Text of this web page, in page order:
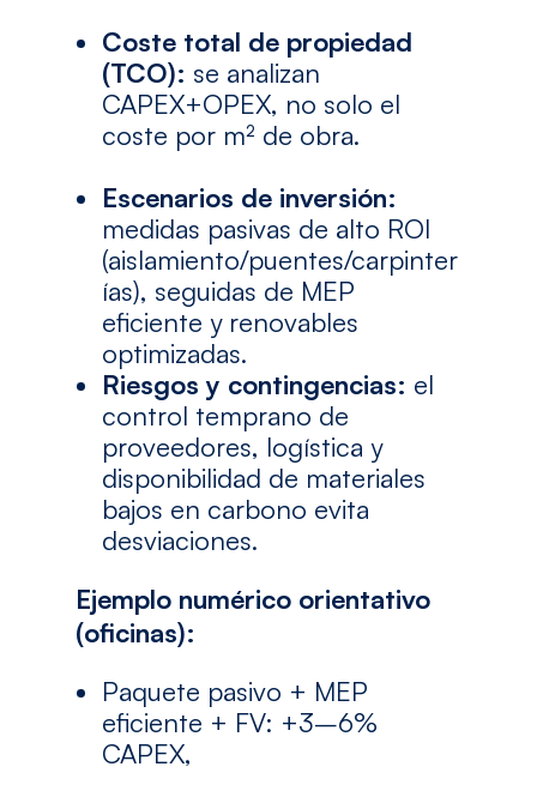
Coste total de propiedad
(TCO): se analizan
CAPEX+OPEX, no solo el
coste por m² de obra.
Escenarios de inversión:
medidas pasivas de alto ROI
(aislamiento/puentes/carpinter
ías), seguidas de MEP
eficiente y renovables
optimizadas.
Riesgos y contingencias: el
control temprano de
proveedores, logística y
disponibilidad de materiales
bajos en carbono evita
desviaciones.
Ejemplo numérico orientativo
(oficinas):
Paquete pasivo + MEP
eficiente + FV: +3–6%
CAPEX,